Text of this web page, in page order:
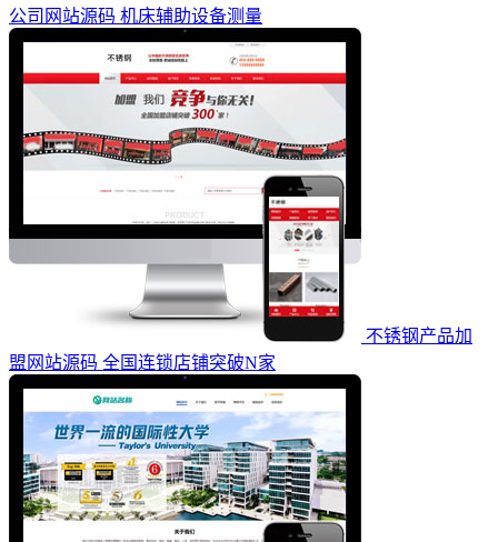
公司网站源码 机床辅助设备测量
不锈钢产品加
盟网站源码 全国连锁店铺突破N家